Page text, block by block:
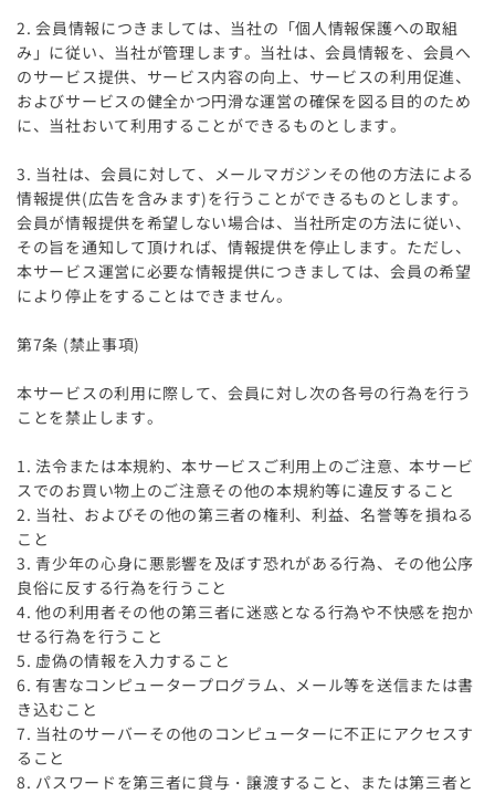
2. 会員情報につきましては、当社の「個人情報保護への取組
み」に従い、当社が管理します。当社は、会員情報を、会員へ
のサービス提供、サービス内容の向上、サービスの利用促進、
およびサービスの健全かつ円滑な運営の確保を図る目的のため
に、当社おいて利用することができるものとします。
3. 当社は、会員に対して、メールマガジンその他の方法による
情報提供(広告を含みます)を行うことができるものとします。
会員が情報提供を希望しない場合は、当社所定の方法に従い、
その旨を通知して頂ければ、情報提供を停止します。ただし、
本サービス運営に必要な情報提供につきましては、会員の希望
により停止をすることはできません。
第7条 (禁止事項)
本サービスの利用に際して、会員に対し次の各号の行為を行う
ことを禁止します。
1. 法令または本規約、本サービスご利用上のご注意、本サービ
スでのお買い物上のご注意その他の本規約等に違反すること
2. 当社、およびその他の第三者の権利、利益、名誉等を損ねる
こと
3. 青少年の心身に悪影響を及ぼす恐れがある行為、その他公序
良俗に反する行為を行うこと
4. 他の利用者その他の第三者に迷惑となる行為や不快感を抱か
せる行為を行うこと
5. 虚偽の情報を入力すること
6. 有害なコンピュータープログラム、メール等を送信または書
き込むこと
7. 当社のサーバーその他のコンピューターに不正にアクセスす
ること
8. パスワードを第三者に貸与・譲渡すること、または第三者と